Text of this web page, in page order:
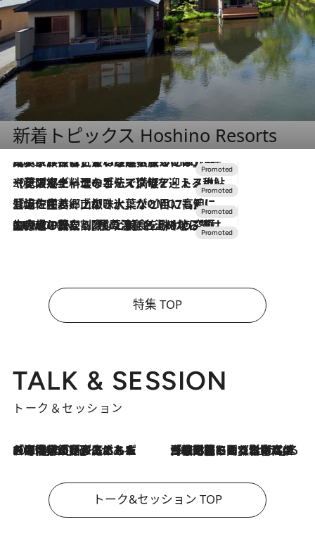
新着トピックス Hoshino Resorts
2026.7.31
【ホテル帰省】という選択肢をOMOが提案。家族とほどよい距離を保つには「昼は実家、夜は気兼ねなくホテルで！」
2026.7.24
【夏限定ディナーコース】旬を迎える稚鮎や花ズッキーニなどをイタリア・トスカーナの郷土料理の手法で満喫！
2026.7.17
「土佐和ハーブかき氷」がOMO7高知に登場！生姜、山椒、大葉など目にも舌にも涼を呼ぶ郷土の味
2026.7.10
NEW OPEN！【界 草津】名湯の地に誕生。趣の異なる2種の温泉と上州ならではの会席・蕎麦割烹など美食を味わう究極の癒やし旅
特集 TOP
TALK & SESSION
トーク＆セッション
2026.8.3
「今後値上げがあるとすれば…」「リスクがあるのは今年の冬」エネルギー専門家が語る、ホルムズ海峡封鎖が家庭にもたらす“ある心配” 2026.8.3
「住宅建てられない…」「サーチャージ料の高値が続いている」ホルムズ海峡封鎖による影響はいつまで続く？《エネルギー専門家に聞く“どうなる日本の暮らし”》
トーク&セッション TOP